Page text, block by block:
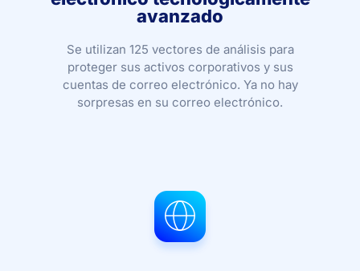
avanzado
Se utilizan 125 vectores de análisis para
proteger sus activos corporativos y sus
cuentas de correo electrónico. Ya no hay
sorpresas en su correo electrónico.